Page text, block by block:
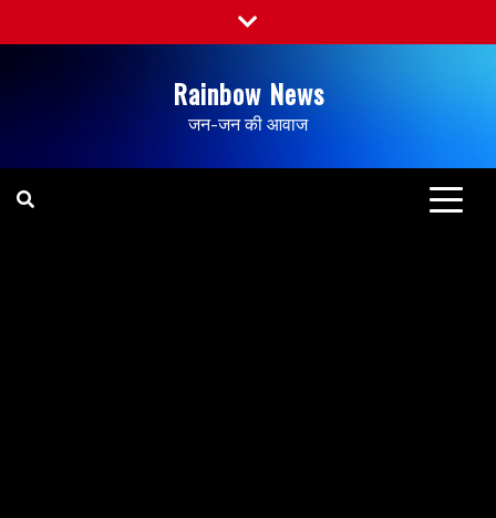
Rainbow News
जन-जन की आवाज